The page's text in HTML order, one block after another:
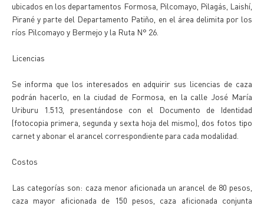
ubicados en los departamentos Formosa, Pilcomayo, Pilagás, Laishí,
Pirané y parte del Departamento Patiño, en el área delimita por los
ríos Pilcomayo y Bermejo y la Ruta N° 26.
Licencias
Se informa que los interesados en adquirir sus licencias de caza
podrán hacerlo, en la ciudad de Formosa, en la calle José María
Uriburu 1.513, presentándose con el Documento de Identidad
(fotocopia primera, segunda y sexta hoja del mismo), dos fotos tipo
carnet y abonar el arancel correspondiente para cada modalidad.
Costos
Las categorías son: caza menor aficionada un arancel de 80 pesos,
caza mayor aficionada de 150 pesos, caza aficionada conjunta